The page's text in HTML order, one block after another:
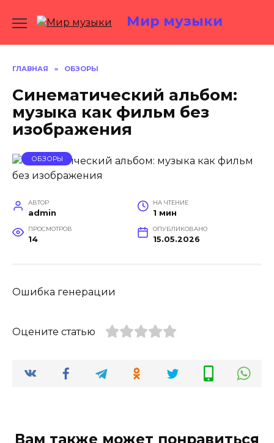
Мир музыки
ГЛАВНАЯ » ОБЗОРЫ
Синематический альбом:
музыка как фильм без
изображения
ОБЗОРЫ
АВТОР
admin
НА ЧТЕНИЕ
1 мин
ПРОСМОТРОВ
14
ОПУБЛИКОВАНО
15.05.2026
Ошибка генерации
Оцените статью
Вам также может понравиться